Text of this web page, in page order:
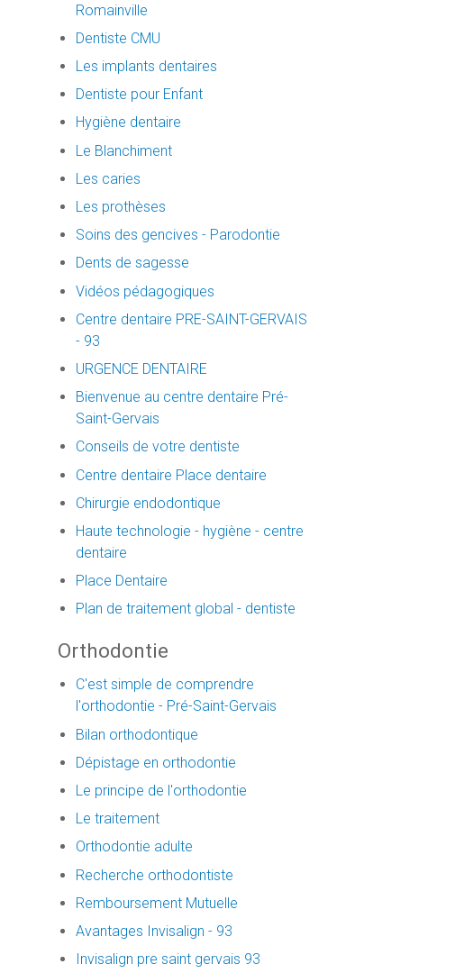
Romainville
Dentiste CMU
Les implants dentaires
Dentiste pour Enfant
Hygiène dentaire
Le Blanchiment
Les caries
Les prothèses
Soins des gencives - Parodontie
Dents de sagesse
Vidéos pédagogiques
Centre dentaire PRE-SAINT-GERVAIS
- 93
URGENCE DENTAIRE
Bienvenue au centre dentaire Pré-
Saint-Gervais
Conseils de votre dentiste
Centre dentaire Place dentaire
Chirurgie endodontique
Haute technologie - hygiène - centre
dentaire
Place Dentaire
Plan de traitement global - dentiste
Orthodontie
C'est simple de comprendre
l'orthodontie - Pré-Saint-Gervais
Bilan orthodontique
Dépistage en orthodontie
Le principe de l'orthodontie
Le traitement
Orthodontie adulte
Recherche orthodontiste
Remboursement Mutuelle
Avantages Invisalign - 93
Invisalign pre saint gervais 93